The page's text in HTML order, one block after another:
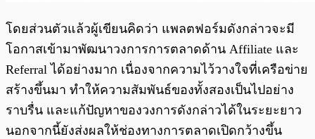
โดยส่วนตัวแล้วผู้เขียนคิดว่า แพลตฟอร์มดังกล่าวจะมี
โอกาสเข้ามาพัฒนาวงการการตลาดด้าน Affiliate และ
Referral ได้อย่างมาก เนื่องจากความไว้วางใจที่เครือข่าย
สร้างขึ้นมา ทำให้ความสัมพันธ์ของทั้งสองเป็นไปอย่าง
ราบรื่น และแก้ปัญหาของวงการดังกล่าวได้ในระยะยาว
นอกจากนี้ยังส่งผลให้ช่องทางการตลาดเปิดกว้างขึ้น